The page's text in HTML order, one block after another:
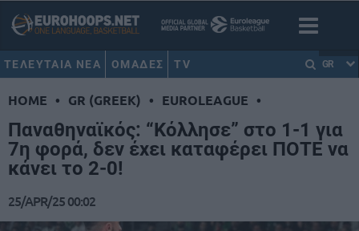
ΤΕΛΕΥΤΑΙΑ ΝΕΑ ΟΜΑΔΕΣ TV GR
HOME • GR (GREEK) • EUROLEAGUE •
Παναθηναϊκός: “Κόλλησε” στο 1-1 για
7η φορά, δεν έχει καταφέρει ΠΟΤΕ να
κάνει το 2-0!
25/APR/25 00:02